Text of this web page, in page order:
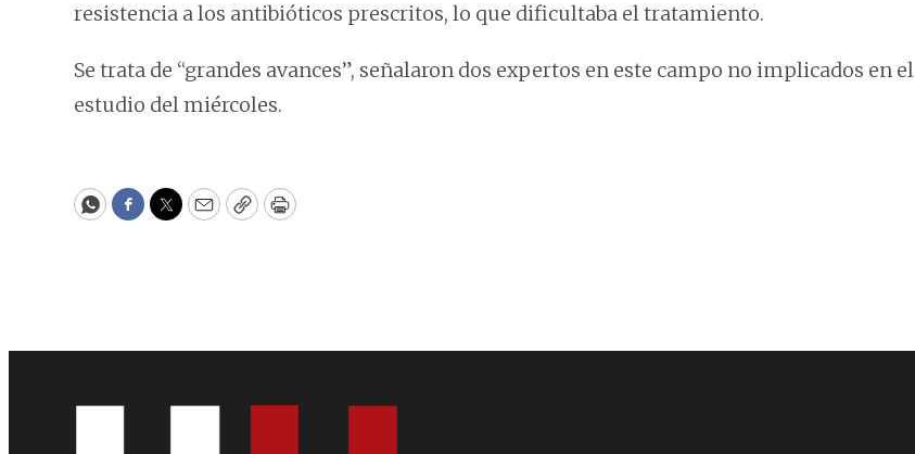
resistencia a los antibióticos prescritos, lo que dificultaba el tratamiento.
Se trata de “grandes avances”, señalaron dos expertos en este campo no implicados en el
estudio del miércoles.
WhatsApp
Facebook
Twitter
EmailCopyPrint